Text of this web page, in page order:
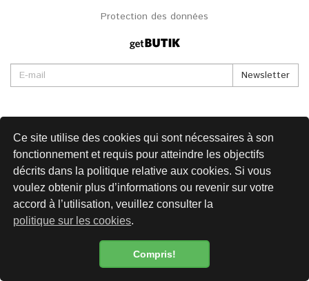
Politique de confidentialité
Ce site utilise des cookies qui sont nécessaires à son
fonctionnement et requis pour atteindre les objectifs
décrits dans la politique relative aux cookies. Si vous
voulez obtenir plus d’informations ou revenir sur votre
accord à l’utilisation, veuillez consulter la
politique sur les cookies.
Compris!
Protection des données
Newsletter